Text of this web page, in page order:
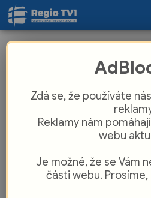
otřesem, báňští
Zdá se, že používáte
Reklamy nám
webu
Je možné, že se Vám
části webu.